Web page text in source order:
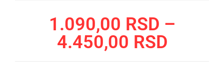
1.090,00 RSD –
4.450,00 RSD